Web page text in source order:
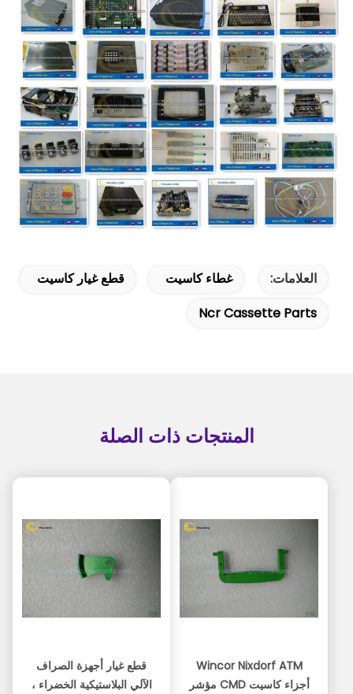
العلامات: غطاء كاسيت
قطع غيار كاسيت
Ncr Cassette Parts
المنتجات ذات الصلة
Wincor Nixdorf ATM
أجزاء كاسيت CMD مؤشر
قطع غيار أجهزة الصراف
الآلي البلاستيكية الخضراء ،